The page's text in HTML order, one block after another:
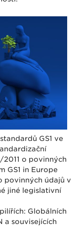
GS1 ve
o povinných
GS1 in Europe
povinných údajů v
jiné legislativní
Globálních
a souvisejících